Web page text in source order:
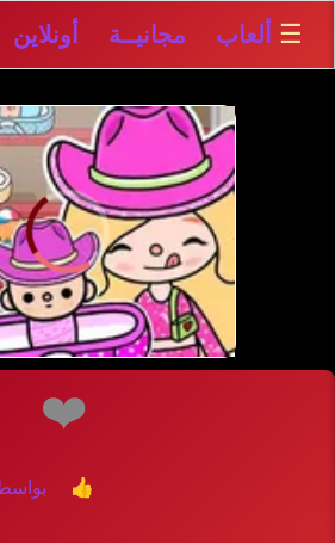
☰ ألعاب مجانيــة
إلعــــب
❤️
👍 بواسطة